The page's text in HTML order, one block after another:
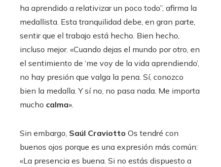
ha aprendido a relativizar un poco todo”, afirma la
medallista. Esta tranquilidad debe, en gran parte,
sentir que el trabajo está hecho. Bien hecho,
incluso mejor. «Cuando dejas el mundo por otro, en
el sentimiento de ‘me voy de la vida aprendiendo’,
no hay presión que valga la pena. Sí, conozco
bien la medalla. Y sí no, no pasa nada. Me importa
mucho calma».
Sin embargo, Saúl Craviotto Os tendré con
buenos ojos porque es una expresión más común:
«La presencia es buena. Si no estás dispuesto a